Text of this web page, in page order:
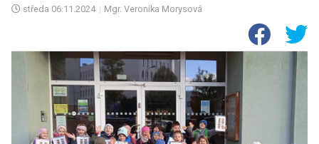
středa 06.11.2024 | Mgr. Veronika Morysová